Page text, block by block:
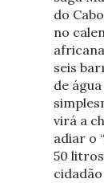
do
no
seis
de
virá a
adiar o
50